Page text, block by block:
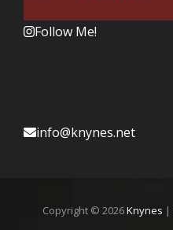
Follow Me!
info@knynes.net
Copyright © 2026Knynes |